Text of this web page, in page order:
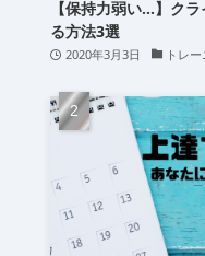
【保持力弱い…】ク
る方法3選
2020年3月3日 トレ